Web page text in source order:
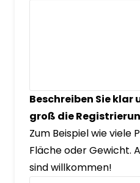
Beschreiben Sie klar
groß die
Zum Beispiel wie viele
Fläche oder Gewicht.
sind willkommen!